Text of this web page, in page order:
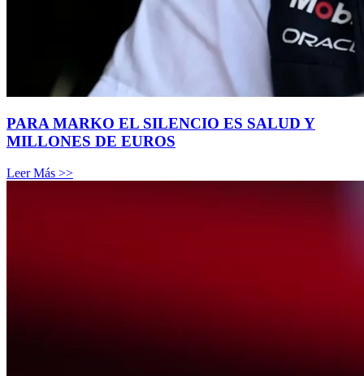
PARA MARKO EL SILENCIO ES SALUD Y
MILLONES DE EUROS
Leer Más >>